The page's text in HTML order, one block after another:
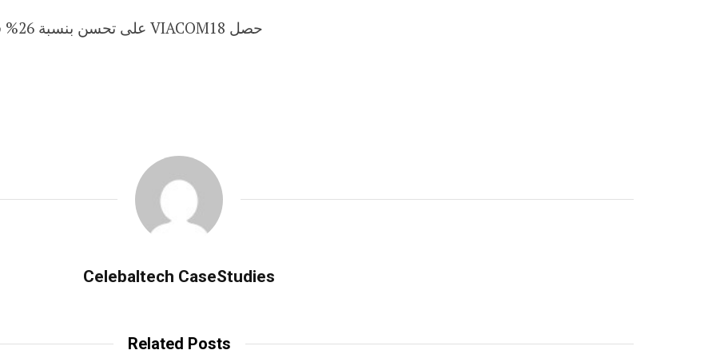
حصل VIACOM18 على تحسن بنسبة 26% في المكاسب التشغيلية الإجمالية.
Celebaltech CaseStudies
Related Posts